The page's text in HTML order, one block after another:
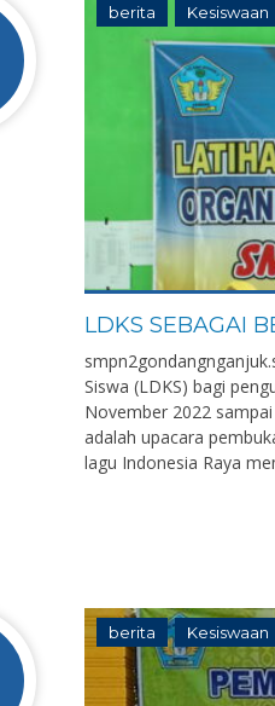
berita Kesiswaan
LDKS SEBAGAI
Siswa (LDKS) bagi
November 2022
adalah upacara
lagu Indonesia Raya
berita Kesiswaan